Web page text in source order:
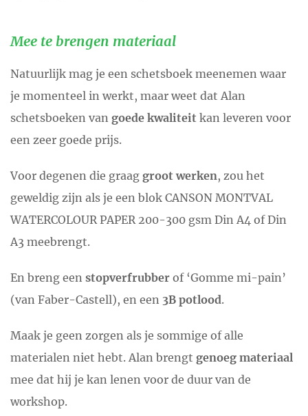
Mee te brengen materiaal
Natuurlijk mag je een schetsboek meenemen waar
je momenteel in werkt, maar weet dat Alan
schetsboeken van goede kwaliteit kan leveren voor
een zeer goede prijs.
Voor degenen die graag groot werken, zou het
geweldig zijn als je een blok CANSON MONTVAL
WATERCOLOUR PAPER 200-300 gsm Din A4 of Din
A3 meebrengt.
En breng een stopverfrubber of ‘Gomme mi-pain’
(van Faber-Castell), en een 3B potlood.
Maak je geen zorgen als je sommige of alle
materialen niet hebt. Alan brengt genoeg materiaal
mee dat hij je kan lenen voor de duur van de
workshop.